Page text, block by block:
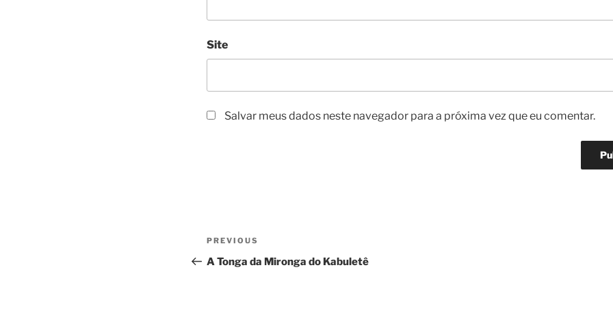
Site
Salvar meus dados neste navegador para a próxima vez que eu comentar.
Navegação
de
Previous
Post
PREVIOUS
A Tonga da Mironga do Kabuletê